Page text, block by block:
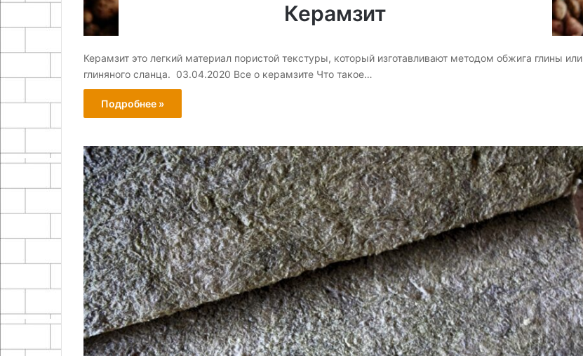
Керамзит
Керамзит это легкий материал пористой текстуры, который изготавливают методом обжига глины или
глиняного сланца. 03.04.2020 Все о керамзите Что такое…
Подробнее »